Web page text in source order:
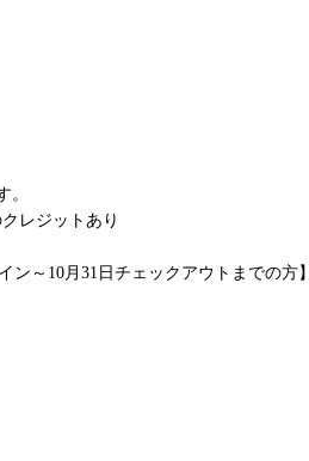
。
レジットあり
ン～10月31日チェックアウトまでの方